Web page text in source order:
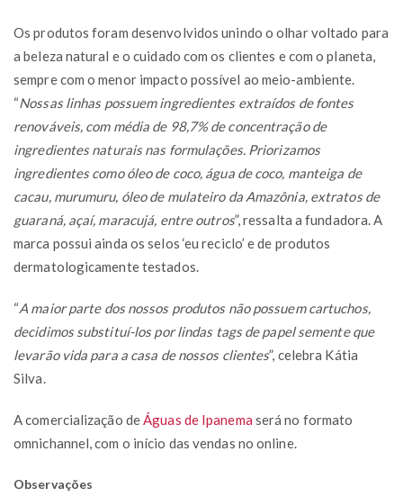
Os produtos foram desenvolvidos unindo o olhar voltado para
a beleza natural e o cuidado com os clientes e com o planeta,
sempre com o menor impacto possível ao meio-ambiente.
“Nossas linhas possuem ingredientes extraídos de fontes
renováveis, com média de 98,7% de concentração de
ingredientes naturais nas formulações. Priorizamos
ingredientes como óleo de coco, água de coco, manteiga de
cacau, murumuru, óleo de mulateiro da Amazônia, extratos de
guaraná, açaí, maracujá, entre outros”, ressalta a fundadora. A
marca possui ainda os selos ‘eu reciclo’ e de produtos
dermatologicamente testados.
“A maior parte dos nossos produtos não possuem cartuchos,
decidimos substituí-los por lindas tags de papel semente que
levarão vida para a casa de nossos clientes”, celebra Kátia
Silva.
A comercialização de Águas de Ipanema será no formato
omnichannel, com o início das vendas no online.
Observações